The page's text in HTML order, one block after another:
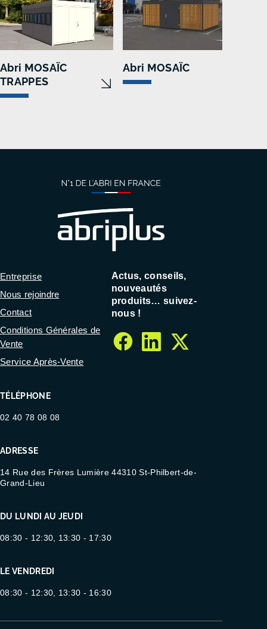
Abri MOSAÏC
TRAPPES
Abri MOSAÏC
TÉLÉPHONE
02 40 78 08 08
ADRESSE
14 Rue des Frères Lumière 44310 St-Philbert-de-
Grand-Lieu
DU LUNDI AU JEUDI
08:30 - 12:30, 13:30 - 17:30
LE VENDREDI
08:30 - 12:30, 13:30 - 16:30
Entreprise
Nous rejoindre
Contact
Conditions Générales de
Vente
Service Après-Vente
Actus, conseils,
nouveautés
produits… suivez-
nous !
facebook
linkedin
twitter